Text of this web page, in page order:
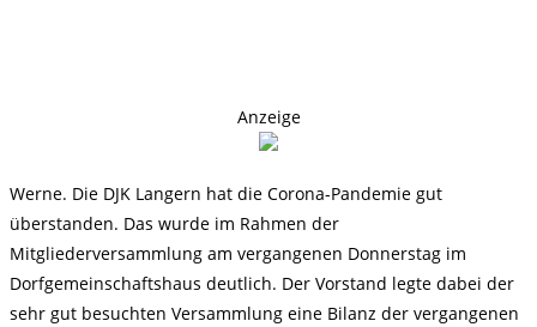
Anzeige
Werne. Die DJK Langern hat die Corona-Pandemie gut
überstanden. Das wurde im Rahmen der
Mitgliederversammlung am vergangenen Donnerstag im
Dorfgemeinschaftshaus deutlich. Der Vorstand legte dabei der
sehr gut besuchten Versammlung eine Bilanz der vergangenen